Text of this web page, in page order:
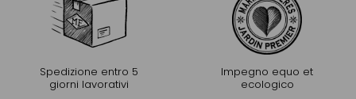
Spedizione entro 5
giorni lavorativi
Impegno equo et
ecologico